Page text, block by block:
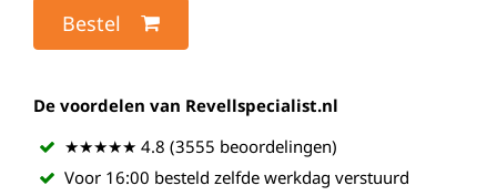
Bestel
De voordelen van Revellspecialist.nl
★★★★★ 4.8 (3555 beoordelingen)
Voor 16:00 besteld zelfde werkdag verstuurd